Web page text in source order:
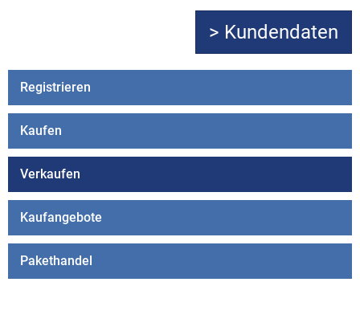
Registrieren
Kaufen
Verkaufen
Kaufangebote
Pakethandel